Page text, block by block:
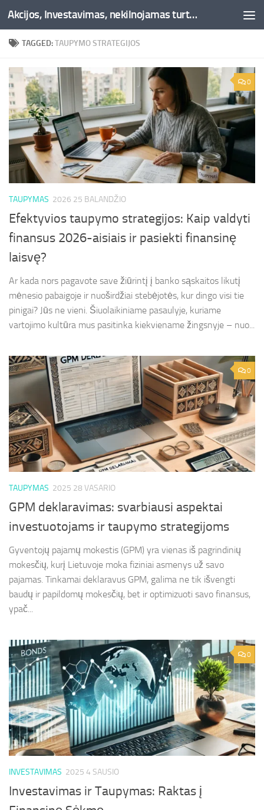
Skip to content Akcijos, Investavimas, nekilnojamas turtas, kriptovaliutos - Besociai.lt
TAGGED:TAUPYMO STRATEGIJOS
0
TAUPYMAS 2026 25 BALANDŽIO
Efektyvios taupymo strategijos: Kaip valdyti
finansus 2026-aisiais ir pasiekti finansinę
laisvę?
Ar kada nors pagavote save žiūrintį į banko sąskaitos likutį
mėnesio pabaigoje ir nuoširdžiai stebėjotės, kur dingo visi tie
pinigai? Jūs ne vieni. Šiuolaikiniame pasaulyje, kuriame
vartojimo kultūra mus pasitinka kiekviename žingsnyje – nuo...
0
TAUPYMAS 2025 28 VASARIO
GPM deklaravimas: svarbiausi aspektai
investuotojams ir taupymo strategijoms
Gyventojų pajamų mokestis (GPM) yra vienas iš pagrindinių
mokesčių, kurį Lietuvoje moka fiziniai asmenys už savo
pajamas. Tinkamai deklaravus GPM, galima ne tik išvengti
baudų ir papildomų mokesčių, bet ir optimizuoti savo finansus,
ypač...
0
INVESTAVIMAS 2025 4 SAUSIO
Investavimas ir Taupymas: Raktas į